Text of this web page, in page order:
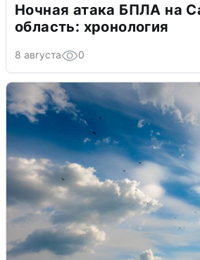
Ночная атака БПЛА на
область: хронология
8 августа 0